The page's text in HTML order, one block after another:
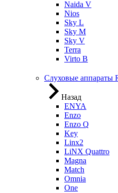
Naida V
Nios
Sky L
Sky M
Sky V
Terra
Virto B
Слуховые аппараты
Назад
ENYA
Enzo
Enzo Q
Key
Linx2
LiNX Quattro
Magna
Match
Omnia
One